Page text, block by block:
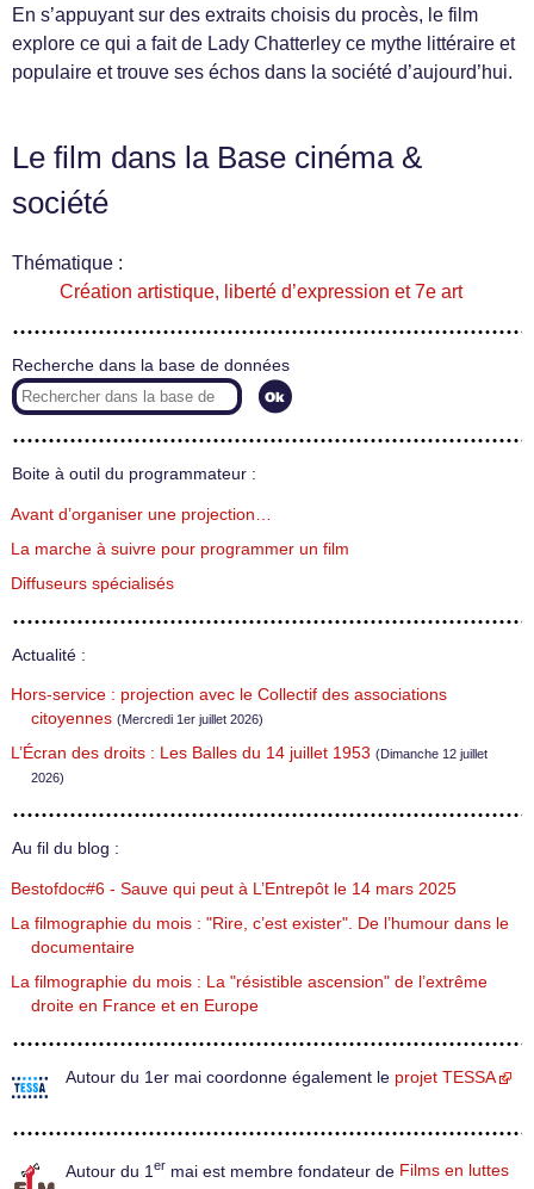
En s’appuyant sur des extraits choisis du procès, le film
explore ce qui a fait de Lady Chatterley ce mythe littéraire et
populaire et trouve ses échos dans la société d’aujourd’hui.
Le film dans la Base cinéma &
société
Thématique :
Création artistique, liberté d’expression et 7e art
Recherche dans la base de données
Boite à outil du programmateur :
Avant d’organiser une projection…
La marche à suivre pour programmer un film
Diffuseurs spécialisés
Actualité :
Hors-service : projection avec le Collectif des associations
citoyennes (Mercredi 1er juillet 2026)
L’Écran des droits : Les Balles du 14 juillet 1953 (Dimanche 12 juillet
2026)
Au fil du blog :
Bestofdoc#6 - Sauve qui peut à L’Entrepôt le 14 mars 2025
La filmographie du mois : "Rire, c’est exister". De l’humour dans le
documentaire
La filmographie du mois : La "résistible ascension" de l’extrême
droite en France et en Europe
Autour du 1er mai coordonne également le projet TESSA
Autour du 1 er mai est membre fondateur de Films en luttes